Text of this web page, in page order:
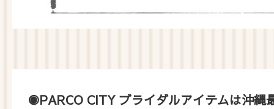
◉PARCO CITY ブライダルアイテムは沖縄